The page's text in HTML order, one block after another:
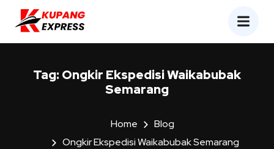
Tag: Ongkir Ekspedisi Waikabubak
Semarang
Home
Blog
Ongkir Ekspedisi Waikabubak Semarang